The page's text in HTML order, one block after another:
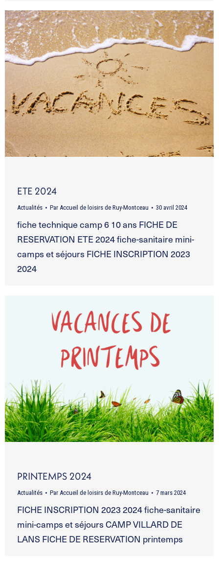
ETE 2024
Actualités Par Accueil de loisirs de Ruy-Montceau 30 avril 2024
fiche technique camp 6 10 ans FICHE DE
RESERVATION ETE 2024 fiche-sanitaire mini-
camps et séjours FICHE INSCRIPTION 2023
2024
PRINTEMPS 2024
Actualités Par Accueil de loisirs de Ruy-Montceau 7 mars 2024
FICHE INSCRIPTION 2023 2024 fiche-sanitaire
mini-camps et séjours CAMP VILLARD DE
LANS FICHE DE RESERVATION printemps